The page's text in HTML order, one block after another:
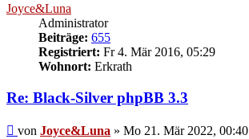
Joyce&Luna
Administrator
Beiträge: 655
Registriert: Fr 4. Mär 2016, 05:29
Wohnort: Erkrath
Re: Black-Silver phpBB 3.3
Beitrag
von Joyce&Luna » Mo 21. Mär 2022, 00:40